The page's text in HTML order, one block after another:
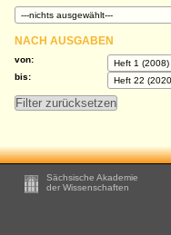
NACH AUSGABEN
von:
bis:
Footer
Sächsische Akademie
der Wissenschaften